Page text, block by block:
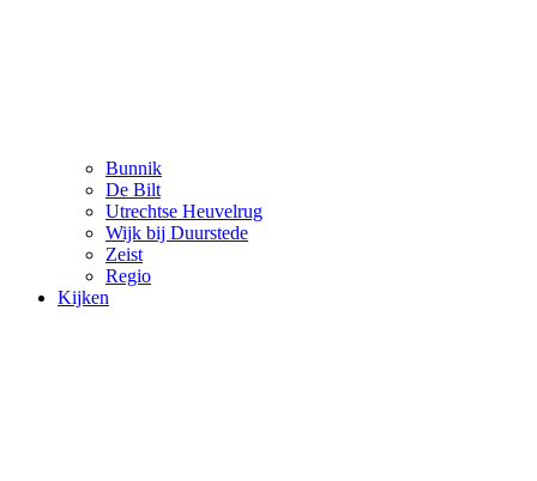
Bunnik
De Bilt
Utrechtse Heuvelrug
Wijk bij Duurstede
Zeist
Regio
Kijken